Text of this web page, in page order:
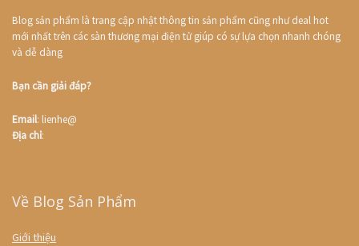
Blog sản phẩm là trang cập nhật thông tin sản phẩm cũng như deal hot
mới nhất trên các sàn thương mại điện tử giúp có sự lựa chọn nhanh chóng
và dễ dàng
Bạn cần giải đáp?
Email: lienhe@
Địa chỉ:
Về Blog Sản Phẩm
Giới thiệu